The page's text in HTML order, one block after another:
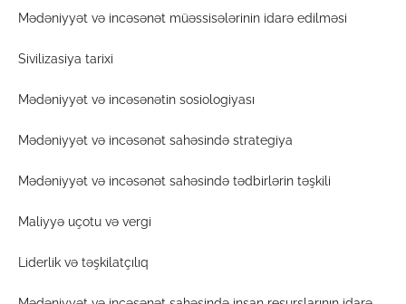
Mədəniyyət və incəsənət müəssisələrinin idarə edilməsi
Sivilizasiya tarixi
Mədəniyyət və incəsənətin sosiologiyası
Mədəniyyət və incəsənət sahəsində strategiya
Mədəniyyət və incəsənət sahəsində tədbirlərin təşkili
Maliyyə uçotu və vergi
Liderlik və təşkilatçılıq